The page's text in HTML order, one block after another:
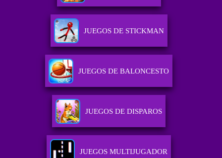
JUEGOS DE STICKMAN
JUEGOS DE BALONCESTO
JUEGOS DE DISPAROS
JUEGOS MULTIJUGADOR